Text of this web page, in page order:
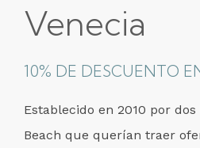
Venecia
10% DE DESCUENTO
Establecido en 2010 por
Beach que querían traer